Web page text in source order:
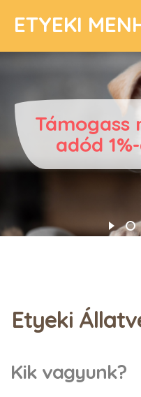
ETYEKI
Támogass
adód
Etyeki
Kik vagyunk?